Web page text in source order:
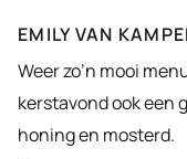
EMILY VAN
Weer zo’n mooi
kerstavond ook een
honing en mosterd.